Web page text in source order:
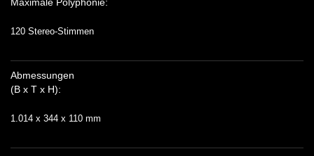
Maximale Polyphonie:
120 Stereo-Stimmen
Abmessungen
(B x T x H):
1.014 x 344 x 110 mm